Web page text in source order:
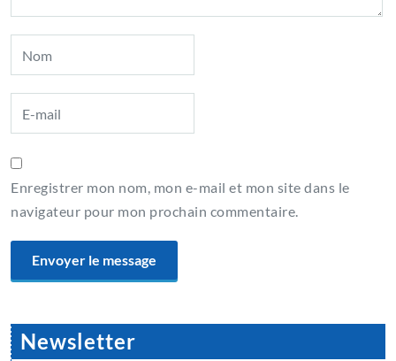
Enregistrer mon nom, mon e-mail et mon site dans le
navigateur pour mon prochain commentaire.
Newsletter